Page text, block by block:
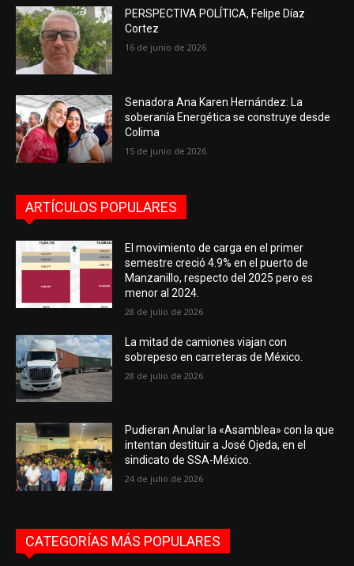
PERSPECTIVA POLÍTICA, Felipe Díaz
Cortez
16 de junio de 2026
Senadora Ana Karen Hernández: La
soberanía Energética se construye desde
Colima
15 de junio de 2026
ARTÍCULOS POPULARES
El movimiento de carga en el primer
semestre creció 4.9% en el puerto de
Manzanillo, respecto del 2025 pero es
menor al 2024.
28 de julio de 2026
La mitad de camiones viajan con
sobrepeso en carreteras de México.
28 de julio de 2026
Pudieran Anular la «Asamblea» con la que
intentan destituir a José Ojeda, en el
sindicato de SSA-México.
24 de julio de 2026
CATEGORÍAS MÁS POPULARES